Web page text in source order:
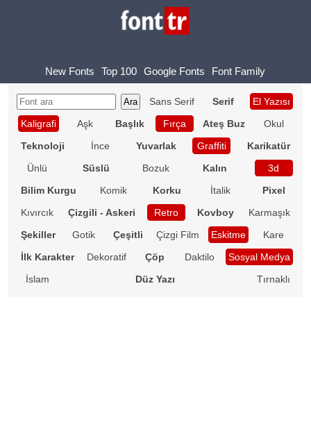
New Fonts Top 100 Google Fonts Font Family
Sans Serif Serif
El Yazısı
Kaligrafi
Aşk Başlık Fırça Ateş Buz
Okul
Teknoloji
İnce Yuvarlak Graffiti
Karikatür
Ünlü
Süslü Bozuk Kalın
3d
Bilim Kurgu
Komik Korku İtalik
Pixel
Kıvırcık
Çizgili - Askeri Retro Kovboy
Karmaşık
Şekiller
Gotik Çeşitli Çizgi Film Eskitme
Kare
İlk Karakter
Dekoratif Çöp Daktilo
Sosyal Medya
İslam
Düz Yazı Tırnaklı